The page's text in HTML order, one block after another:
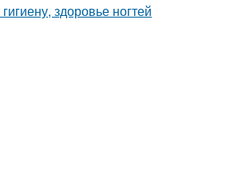
здоровье ногтей